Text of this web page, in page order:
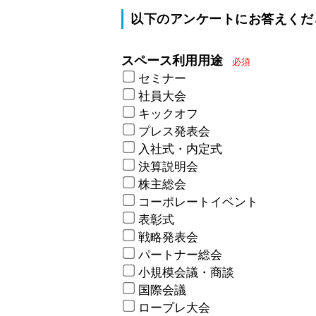
以下のアンケートにお答えく
スペース利用用途 必須
セミナー
社員大会
キックオフ
プレス発表会
入社式・内定式
決算説明会
株主総会
コーポレートイベント
表彰式
戦略発表会
パートナー総会
小規模会議・商談
国際会議
ロープレ大会